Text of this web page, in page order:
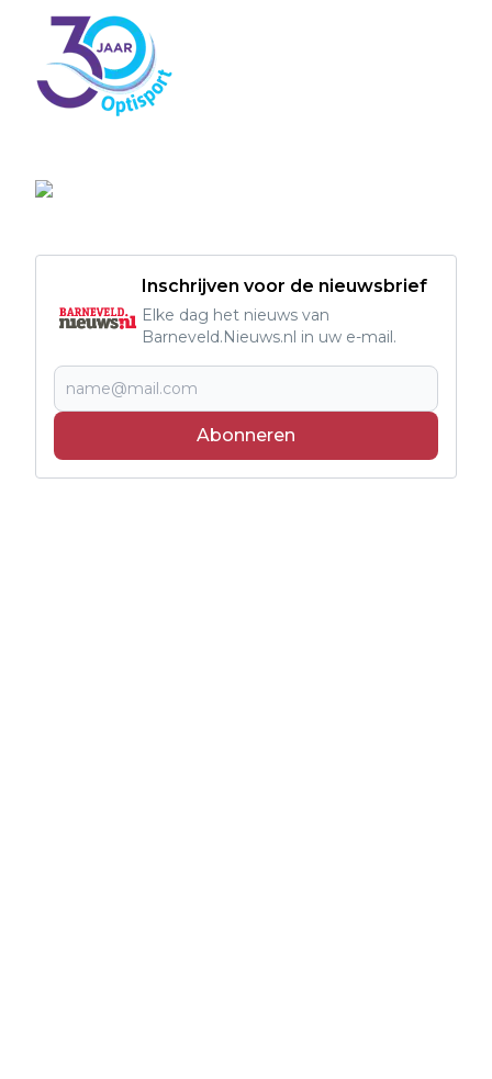
Inschrijven voor de nieuwsbrief
Elke dag het nieuws van
Barneveld.Nieuws.nl in uw e-mail.
Abonneren